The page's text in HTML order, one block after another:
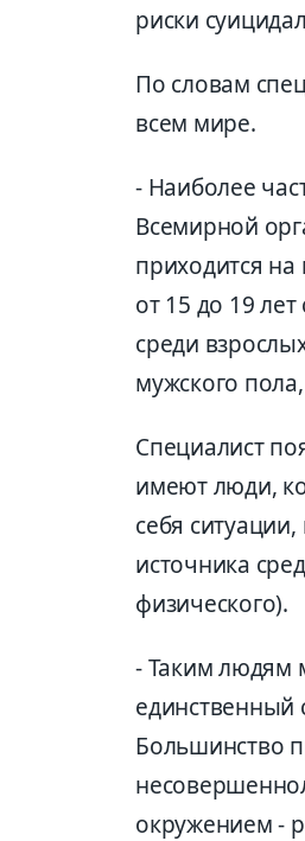
риски
По словам
всем мире.
- Наиболее
Всемирной
приходится
от 15 до 19
среди
мужского
Специалист
имеют люди,
себя
источника
физического).
- Таким людям
единственный
Большинство
окружением -